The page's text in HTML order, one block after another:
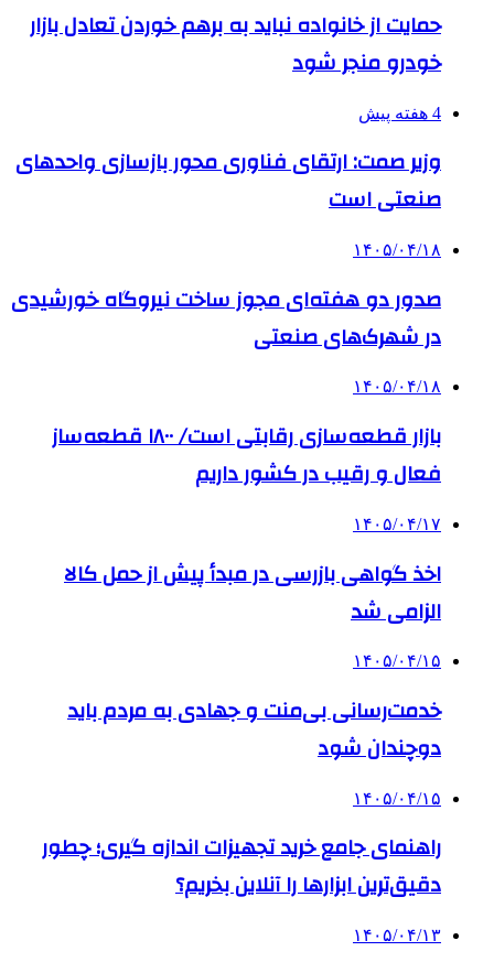
حمایت از خانواده نباید به برهم خوردن تعادل بازار
خودرو منجر شود
4 هفته پیش
وزیر صمت: ارتقای فناوری محور بازسازی واحدهای
صنعتی است
۱۴۰۵/۰۴/۱۸
صدور دو هفته‌ای مجوز ساخت نیروگاه خورشیدی
در شهرک‌های صنعتی
۱۴۰۵/۰۴/۱۸
بازار قطعه‌سازی رقابتی است/ ۱۸۰۰ قطعه‌ساز
فعال و رقیب در کشور داریم
۱۴۰۵/۰۴/۱۷
اخذ گواهی بازرسی در مبدأ پیش از حمل کالا
الزامی شد
۱۴۰۵/۰۴/۱۵
خدمت‌رسانی بی‌منت و جهادی به مردم باید
دوچندان شود
۱۴۰۵/۰۴/۱۵
راهنمای جامع خرید تجهیزات اندازه گیری؛ چطور
دقیق‌ترین ابزارها را آنلاین بخریم؟
۱۴۰۵/۰۴/۱۳